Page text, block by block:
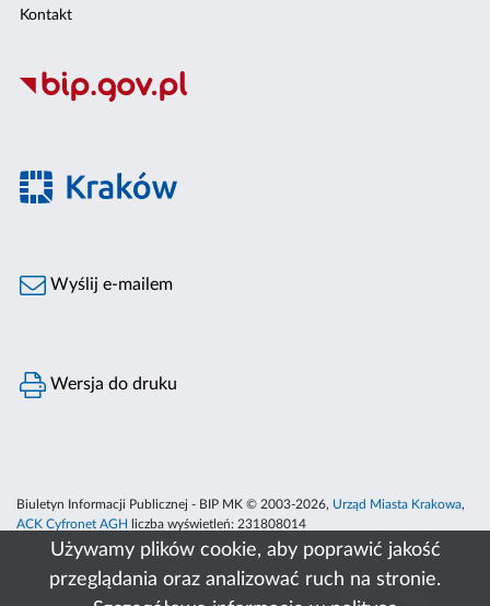
Używamy plików cookie, aby poprawić jakość
przeglądania oraz analizować ruch na stronie.
Kontakt
Wyślij e-mailem
Wersja do druku
Biuletyn Informacji Publicznej - BIP MK © 2003-2026, Urząd Miasta Krakowa,
ACK Cyfronet AGH
liczba wyświetleń: 231808014